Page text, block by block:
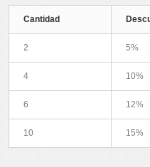
Cantidad
2 5%
4 10%
6 12%
10 15%